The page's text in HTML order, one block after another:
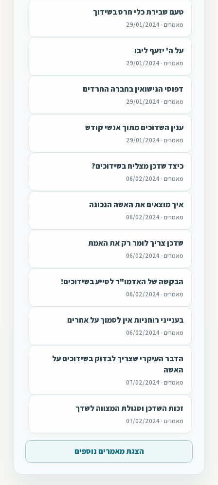
טעם שבירת כלי חרס בשידוך
מאמרים · 29/01/2024
על ה' יזעף ליבו
מאמרים · 29/01/2024
דפוסי הנישואין בחברה החרדים
מאמרים · 29/01/2024
ענין השדוכים מתוך אנשי קודש
מאמרים · 29/01/2024
כיצד שדכן מצליח בשידוכים?
מאמרים · 06/02/2024
איך מוצאים את האשה הנכונה
מאמרים · 06/02/2024
שדכן צריך לומר רק את האמת
מאמרים · 06/02/2024
הבקשה של האדמו"ר לסייע בשידוכים!
מאמרים · 06/02/2024
בענייני רוחניות אין לסמוך על אחרים
מאמרים · 06/02/2024
הדבר העיקרי שצריך לבדוק בשידוכים על
האשה
מאמרים · 07/02/2024
זכות השדכן וסגולת המצווה לשדך
מאמרים · 07/02/2024
הצגת מאמרים נוספים